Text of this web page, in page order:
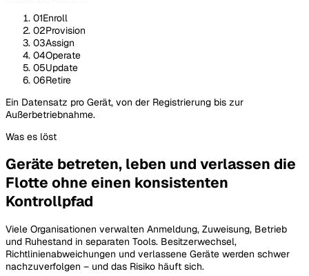
01Enroll
02Provision
03Assign
04Operate
05Update
06Retire
Ein Datensatz pro Gerät, von der Registrierung bis zur
Außerbetriebnahme.
Was es löst
Geräte betreten, leben und verlassen die
Flotte ohne einen konsistenten
Kontrollpfad
Viele Organisationen verwalten Anmeldung, Zuweisung, Betrieb
und Ruhestand in separaten Tools. Besitzerwechsel,
Richtlinienabweichungen und verlassene Geräte werden schwer
nachzuverfolgen – und das Risiko häuft sich.